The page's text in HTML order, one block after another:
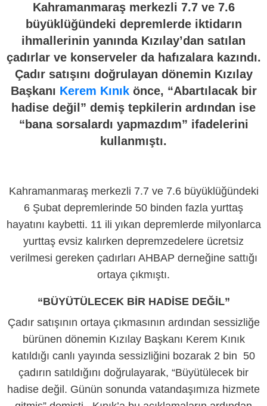
Kahramanmaraş merkezli 7.7 ve 7.6
büyüklüğündeki depremlerde iktidarın
ihmallerinin yanında Kızılay’dan satılan
çadırlar ve konserveler da hafızalara kazındı.
Çadır satışını doğrulayan dönemin Kızılay
Başkanı Kerem Kınıkönce, “Abartılacak bir
hadise değil” demiş tepkilerin ardından ise
“bana sorsalardı yapmazdım” ifadelerini
kullanmıştı.
Kahramanmaraş merkezli 7.7 ve 7.6 büyüklüğündeki
6 Şubat depremlerinde 50 binden fazla yurttaş
hayatını kaybetti. 11 ili yıkan depremlerde milyonlarca
yurttaş evsiz kalırken depremzedelere ücretsiz
verilmesi gereken çadırları AHBAP derneğine sattığı
ortaya çıkmıştı.
“BÜYÜTÜLECEK BİR HADİSE DEĞİL”
Çadır satışının ortaya çıkmasının ardından sessizliğe
bürünen dönemin Kızılay Başkanı Kerem Kınık
katıldığı canlı yayında sessizliğini bozarak 2 bin 50
çadırın satıldığını doğrulayarak, “Büyütülecek bir
hadise değil. Günün sonunda vatandaşımıza hizmete